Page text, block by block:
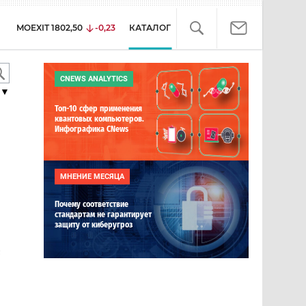
MOEXIT 1802,50 -0,23 КАТАЛОГ
▼
CNEWS ANALYTICS
Топ-10 сфер применения
квантовых компьютеров.
Инфографика CNews
МНЕНИЕ МЕСЯЦА
Почему соответствие
стандартам не гарантирует
защиту от киберугроз